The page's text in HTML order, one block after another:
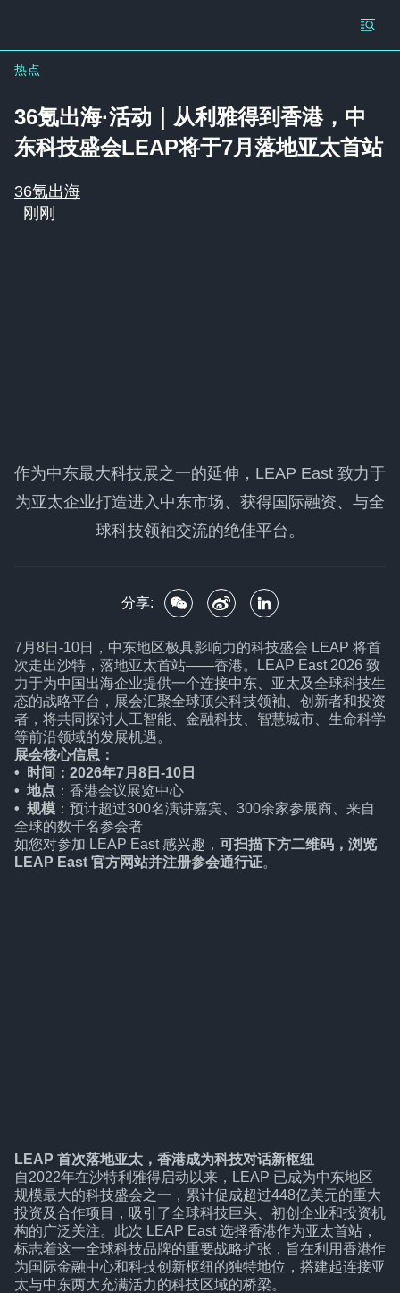
热点
36氪出海·活动｜从利雅得到香港，中
东科技盛会LEAP将于7月落地亚太首站
36氪出海
刚刚
作为中东最大科技展之一的延伸，LEAP East 致力于
为亚太企业打造进入中东市场、获得国际融资、与全
球科技领袖交流的绝佳平台。
分享:
7月8日-10日，中东地区极具影响力的科技盛会 LEAP 将首
次走出沙特，落地亚太首站——香港。LEAP East 2026 致
力于为中国出海企业提供一个连接中东、亚太及全球科技生
态的战略平台，展会汇聚全球顶尖科技领袖、创新者和投资
者，将共同探讨人工智能、金融科技、智慧城市、生命科学
等前沿领域的发展机遇。
展会核心信息：
• 时间：2026年7月8日-10日
• 地点 ：香港会议展览中心
• 规模 ：预计超过300名演讲嘉宾、300余家参展商、来自
全球的数千名参会者
如您对参加 LEAP East 感兴趣， 可扫描下方二维码，浏览
LEAP East 官方网站并注册参会通行证。
LEAP 首次落地亚太，香港成为科技对话新枢纽
自2022年在沙特利雅得启动以来，LEAP 已成为中东地区
规模最大的科技盛会之一，累计促成超过448亿美元的重大
投资及合作项目，吸引了全球科技巨头、初创企业和投资机
构的广泛关注。此次 LEAP East 选择香港作为亚太首站，
标志着这一全球科技品牌的重要战略扩张，旨在利用香港作
为国际金融中心和科技创新枢纽的独特地位，搭建起连接亚
太与中东两大充满活力的科技区域的桥梁。